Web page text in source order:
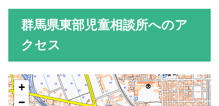
群馬県東部児童相談所へのア
クセス